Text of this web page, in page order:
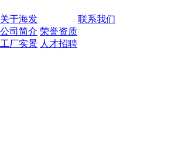
关于海发
公司简介 荣誉资质
工厂实景 人才招聘
联系我们